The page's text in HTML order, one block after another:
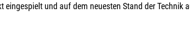
und auf dem neuesten Stand der Technik